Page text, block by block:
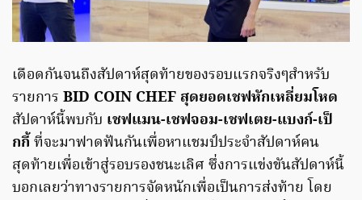
เดือดกันจนถึงสัปดาห์สุดท้ายของรอบแรกจริงๆสำหรับ
รายการ BID COIN CHEF สุดยอดเชฟหักเหลี่ยมโหด
สัปดาห์นี้พบกับ เชฟแมน-เชฟจอม-เชฟเตย-แบงก์-เป็
กกี้ ที่จะมาฟาดฟันกันเพื่อหาแชมป์ประจำสัปดาห์คน
สุดท้ายเพื่อเข้าสู่รอบรองชนะเลิศ ซึ่งการแข่งขันสัปดาห์นี้
บอกเลยว่าทางรายการจัดหนักเพื่อเป็นการส่งท้าย โดย